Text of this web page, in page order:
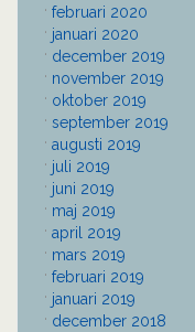
februari 2020
januari 2020
december 2019
november 2019
oktober 2019
september 2019
augusti 2019
juli 2019
juni 2019
maj 2019
april 2019
mars 2019
februari 2019
januari 2019
december 2018